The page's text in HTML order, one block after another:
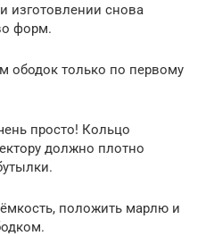
изготовлении снова
форм.
ободок только по первому
просто! Кольцо
должно плотно
положить марлю и